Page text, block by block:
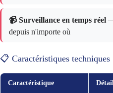
📹 Surveillance en temps réel
depuis n'importe où
📋 Caractéristiques techniques
Caractéristique